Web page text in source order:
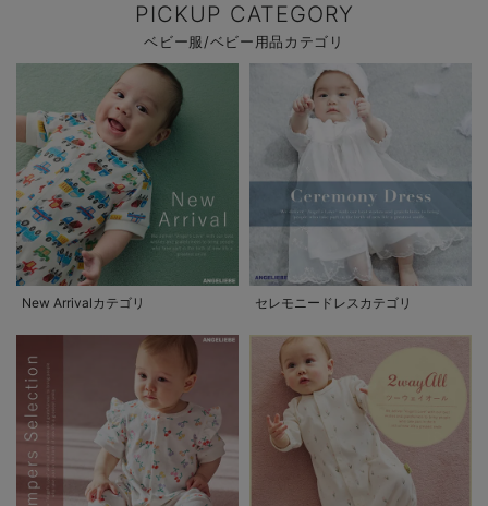
PICKUP CATEGORY
ベビー服/ベビー用品カテゴリ
New Arrivalカテゴリ セレモニードレスカテゴリ